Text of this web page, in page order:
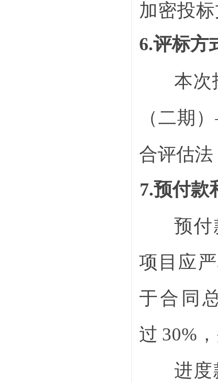
加密投
6.评标方
本次
（二期）
合评估法
7.预付款
预付
项目应
于合同
过 30%
进度